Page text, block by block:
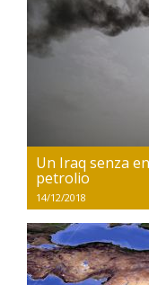
Un Iraq senza
petrolio
14/12/2018